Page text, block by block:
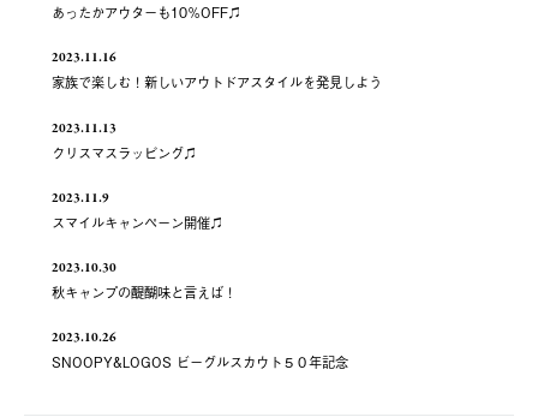
あったかアウターも10％OFF♫
2023.11.16
家族で楽しむ！新しいアウトドアスタイルを発見しよう
2023.11.13
クリスマスラッピング♫
2023.11.9
スマイルキャンペーン開催♫
2023.10.30
秋キャンプの醍醐味と言えば！
2023.10.26
SNOOPY&LOGOS ビーグルスカウト５０年記念